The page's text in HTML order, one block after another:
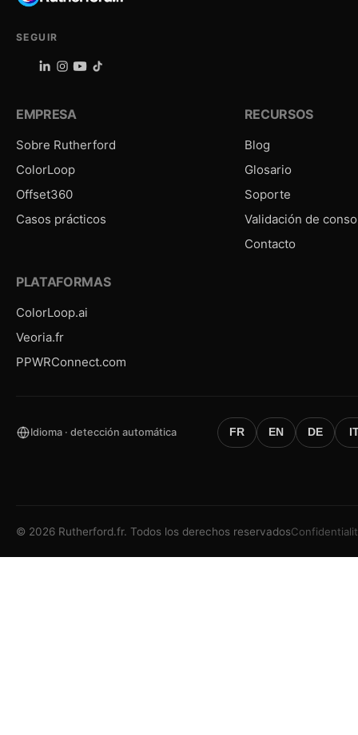
SEGUIR
EMPRESA
Sobre Rutherford
ColorLoop
Offset360
Casos prácticos
RECURSOS
Blog
Glosario
Soporte
Validación de
Contacto
PLATAFORMAS
ColorLoop.ai
Veoria.fr
PPWRConnect.com
Idioma · detección automática FR EN DE
© 2026 Rutherford.fr. Todos los derechos reservados